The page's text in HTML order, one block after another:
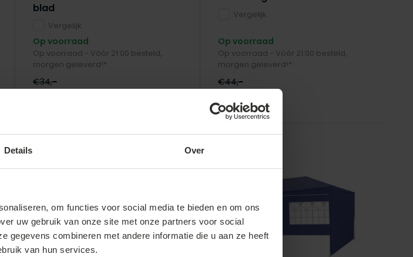
Details Over
om functies voor social media te bieden en om ons
uw gebruik van onze site met onze partners voor social
gegevens combineren met andere informatie die u aan ze heeft
van hun services.
blad
Vergelijk
Op voorraad
Op voorraad - Vóór 21:00 besteld,
morgen geleverd!*
€34,-
Vergelijk
Op voorraad
Op voorraad - Vóór 21:00 besteld,
morgen geleverd!*
€44,-
sale sale